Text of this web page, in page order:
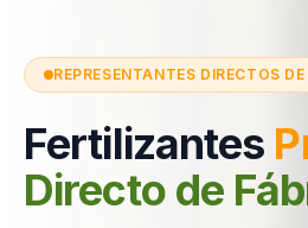
REPRESENTANTES DIRECTOS
Fertilizantes
Directo de